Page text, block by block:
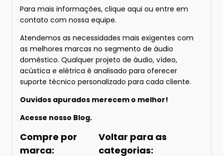
Para mais informações, clique aqui ou entre em
contato com nossa equipe.
Atendemos as necessidades mais exigentes com
as melhores marcas no segmento de áudio
doméstico. Qualquer projeto de áudio, vídeo,
acústica e elétrica é analisado para oferecer
suporte técnico personalizado para cada cliente.
Ouvidos apurados merecem o melhor!
Acesse nosso Blog.
Compre por
marca:
Voltar para as
categorias: